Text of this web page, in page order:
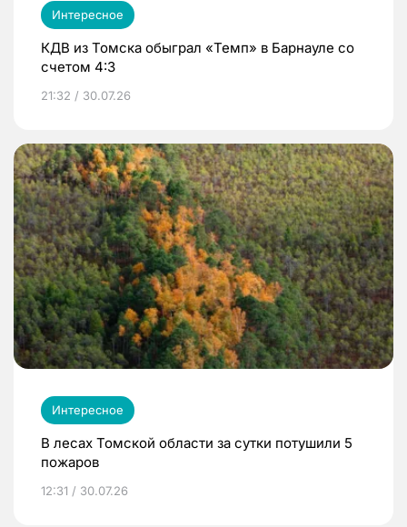
Интересное
КДВ из Томска обыграл «Темп» в Барнауле со
счетом 4:3
21:32 / 30.07.26
Интересное
В лесах Томской области за сутки потушили 5
пожаров
12:31 / 30.07.26